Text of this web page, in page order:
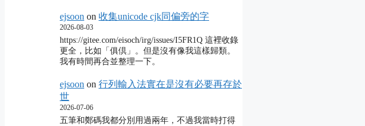
ejsoon on 收集unicode cjk同偏旁的字
2026-08-03
https://gitee.com/eisoch/irg/issues/I5FR1Q 這裡收錄
更全，比如「俱倶」。但是沒有像我這樣歸類。
我有時間再合並整理一下。
ejsoon on 行列輸入法實在是沒有必要再存於
世
2026-07-06
五筆和鄭碼我都分別用過兩年，不過我當時打得